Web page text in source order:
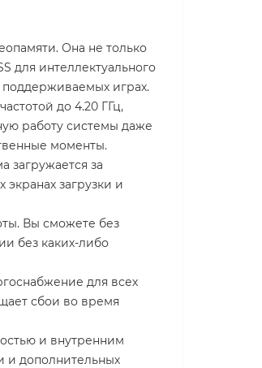
Она не только
для интеллектуального
играх.
до 4.20 ГГц,
работу системы даже
моменты.
загружается за
загрузки и
Вы сможете без
без каких-либо
для всех
сбои во время
и внутренним
и дополнительных